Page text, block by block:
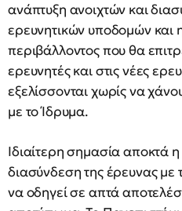
ανάπτυξη ανοιχτών και
ερευνητικών υποδομών και
περιβάλλοντος που θα
ερευνητές και στις νέες
εξελίσσονται χωρίς να
με το Ίδρυμα.
Ιδιαίτερη σημασία αποκτά η
διασύνδεση της έρευνας με
να οδηγεί σε απτά